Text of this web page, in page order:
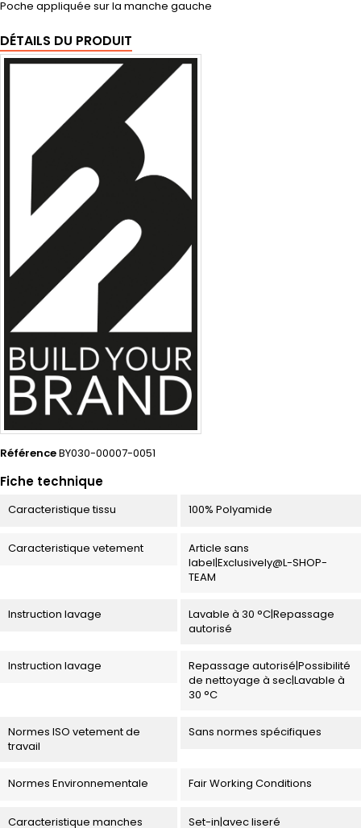
Poche appliquée sur la manche gauche
DÉTAILS DU PRODUIT
RéférenceBY030-00007-0051
Fiche technique
Caracteristique tissu 100% Polyamide
Caracteristique vetement
Article sans
label|Exclusively@L-SHOP-
TEAM
Instruction lavage
Lavable à 30 °C|Repassage
autorisé
Instruction lavage
Repassage autorisé|Possibilité
de nettoyage à sec|Lavable à
30 °C
Normes ISO vetement de
travail
Sans normes spécifiques
Normes Environnementale Fair Working Conditions
Caracteristique manches Set-in|avec liseré